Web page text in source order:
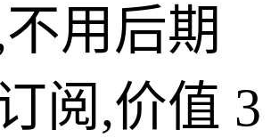
用后期
阅,价值 3